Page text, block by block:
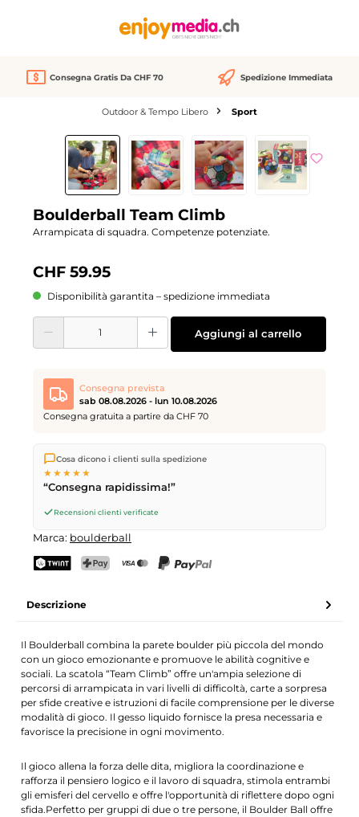
Consegna Gratis Da CHF 70 Spedizione Immediata
Outdoor & Tempo Libero Sport
Salta la galleria di immagini
Boulderball Team Climb
Arrampicata di squadra. Competenze potenziate.
CHF 59.95
Disponibilità garantita – spedizione immediata
Quantità del prodotto: inserisci la quantità desiderata o usa i pulsanti per
Aggiungi al carrello
Consegna prevista
sab 08.08.2026 - lun 10.08.2026
Consegna gratuita a partire da CHF 70
Spediamo direttamente dal nostro magazzino a Kriens, in
Svizzera.Consegna gratuitaa partire da
effettuati entro le
giorno lavorativo successivo
venerdì, ore 17.
Cosa dicono i clienti sulla spedizione
★★★★★
“Consegna rapidissima!”
Recensioni clienti verificate
Marca: boulderball
Descrizione
Il Boulderball combina la parete boulder più piccola del mondo
con un gioco emozionante e promuove le abilità cognitive e
sociali. La scatola “Team Climb” offre un'ampia selezione di
percorsi di arrampicata in vari livelli di difficoltà, carte a sorpresa
per sfide creative e istruzioni di facile comprensione per le diverse
modalità di gioco. Il gesso liquido fornisce la presa necessaria e
favorisce la precisione in ogni movimento.
Il gioco allena la forza delle dita, migliora la coordinazione e
rafforza il pensiero logico e il lavoro di squadra, stimola entrambi
gli emisferi del cervello e offre l'opportunità di riflettere dopo ogni
sfida.Perfetto per gruppi di due o tre persone, il Boulder Ball offre